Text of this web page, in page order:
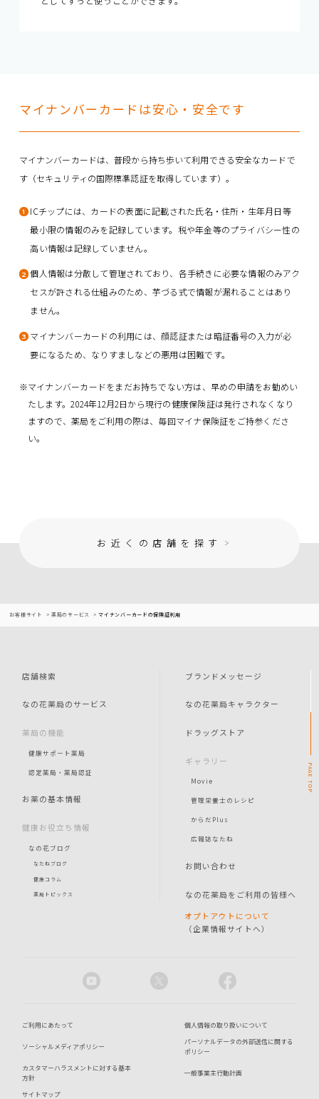
マイナンバーカードは安心・安全です
マイナンバーカードは、普段から持ち歩いて利用できる安全なカードで
す（セキュリティの国際標準認証を取得しています）。
1
ICチップには、カードの表面に記載された氏名・住所・生年月日等
最小限の情報のみを記録しています。税や年金等のプライバシー性の
高い情報は記録していません。
2 個人情報は分散して管理されており、各手続きに必要な情報のみアク
セスが許される仕組みのため、芋づる式で情報が漏れることはあり
ません。
3
マイナンバーカードの利用には、顔認証または暗証番号の入力が必
要になるため、なりすましなどの悪用は困難です。
マイナンバーカードをまだお持ちでない方は、早めの申請をお勧めい
たします。2024年12月2日から現行の健康保険証は発行されなくなり
ますので、薬局をご利用の際は、毎回マイナ保険証をご持参くださ
い。
お近くの店舗を探す
お客様サイト 薬局のサービス マイナンバーカードの保険証利用
店舗検索
なの花薬局のサービス
薬局の機能
健康サポート薬局
認定薬局・薬局認証
お薬の基本情報
健康お役立ち情報
なの花ブログ
なたねブログ
健康コラム
薬局トピックス
ブランドメッセージ
なの花薬局キャラクター
ドラッグストア
ギャラリー
Movie
管理栄養士のレシピ
からだPlus
広報誌なたね
お問い合わせ
なの花薬局をご利用の皆様へ
オプトアウトについて
（企業情報サイトへ）
ご利用にあたって 個人情報の取り扱いについて
ソーシャルメディアポリシー
パーソナルデータの外部送信に関する
ポリシー
カスタマーハラスメントに対する基本
方針
一般事業主行動計画
サイトマップ
PAGE
TOP